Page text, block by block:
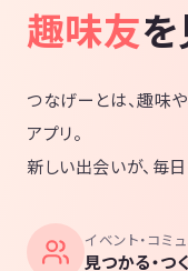
趣味友
つなげーとは、趣味
アプリ。
新しい出会いが、毎日
イベント・コミ
見つかる・つ